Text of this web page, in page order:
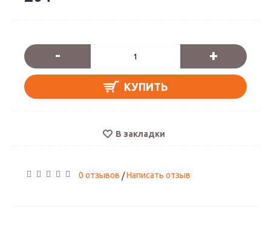
- +
КУПИТЬ
В закладки
0 отзывов /Написать отзыв